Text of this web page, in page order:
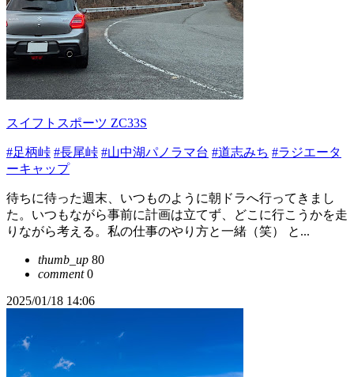
スイフトスポーツ ZC33S
#足柄峠 #長尾峠 #山中湖パノラマ台 #道志みち #ラジエータ
ーキャップ
待ちに待った週末、いつものように朝ドラへ行ってきまし
た。いつもながら事前に計画は立てず、どこに行こうかを走
りながら考える。私の仕事のやり方と一緒（笑） と...
thumb_up 80
comment0
2025/01/18 14:06